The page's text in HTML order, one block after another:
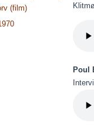
(film)
Poul